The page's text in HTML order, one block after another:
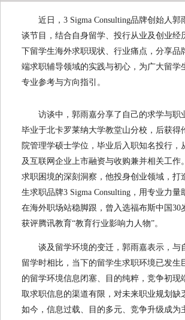
近日，3 Sigma Consulting品牌创始人
谈节目，结合自身留学、投行从业及创业经
下留学生海外求职现状、行业痛点，分享品
端求职辅导领域的实践与初心，为广大留学
专业参考与方向指引。
访谈中，郭雨嘉分享了自己的求学与职
毕业于北卡罗莱纳大学教堂山分校，后获得
院管理学硕士学位，毕业后入职知名投行，
及互联网企业上市融资与收购兼并相关工作
求职困境的深刻洞察，他投身创业领域，打
生求职品牌3 Sigma Consulting，用专业力量
在海外职场站稳脚跟，曾入选福布斯中国30
获评腾讯教育“教育行业影响力人物”。
谈及留学环境的变迁，郭雨嘉表示，与
留学时相比，当下的留学生求职环境已发生
的留学环境信息闭塞、目的纯粹，竞争初现
取求职信息的渠道有限，对未来职业规划缺
如今，信息过载、目的多元、竞争升级成为